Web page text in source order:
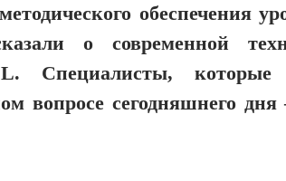
обеспечения
о современной
Специалисты, которые
вопросе сегодняшнего